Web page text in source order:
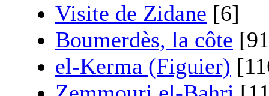
Visite de Zidane [6]
Boumerdès, la côte
el-Kerma (Figuier)